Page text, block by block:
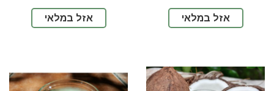
אזל במלאי אזל במלאי